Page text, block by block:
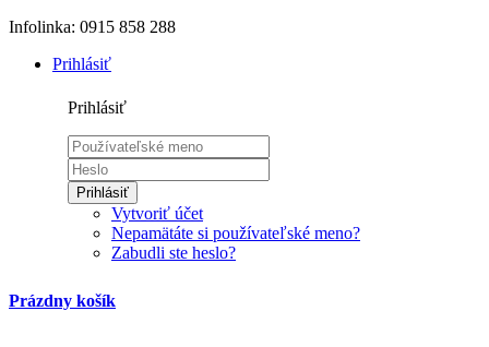
Infolinka: 0915 858 288
Prihlásiť
Prihlásiť
Prihlásiť
Vytvoriť účet
Nepamätáte si používateľské meno?
Zabudli ste heslo?
Prázdny košík